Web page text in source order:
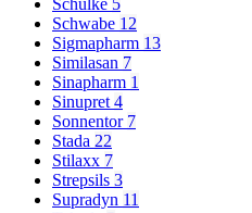
Schülke 5
Schwabe 12
Sigmapharm 13
Similasan 7
Sinapharm 1
Sinupret 4
Sonnentor 7
Stada 22
Stilaxx 7
Strepsils 3
Supradyn 11